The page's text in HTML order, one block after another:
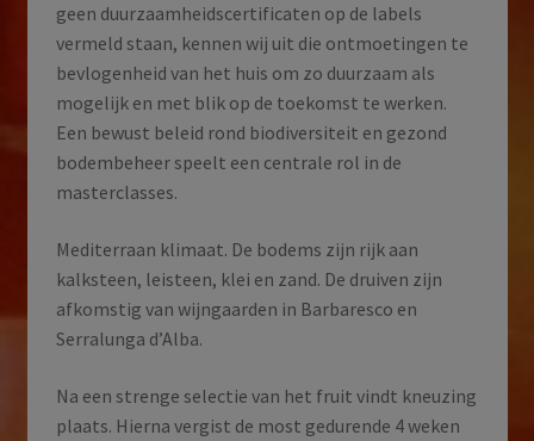
geen duurzaamheidscertificaten op de labels
vermeld staan, kennen wij uit die ontmoetingen te
bevlogenheid van het huis om zo duurzaam als
mogelijk en met blik op de toekomst te werken.
Een bewust beleid rond biodiversiteit en gezond
bodembeheer speelt een centrale rol in de
masterclasses.
Mediterraan klimaat. De bodems zijn rijk aan
kalksteen, leisteen, klei en zand. De druiven zijn
afkomstig van wijngaarden in Barbaresco en
Serralunga d’Alba.
Na een strenge selectie van het fruit vindt kneuzing
plaats. Hierna vergist de most gedurende 4 weken